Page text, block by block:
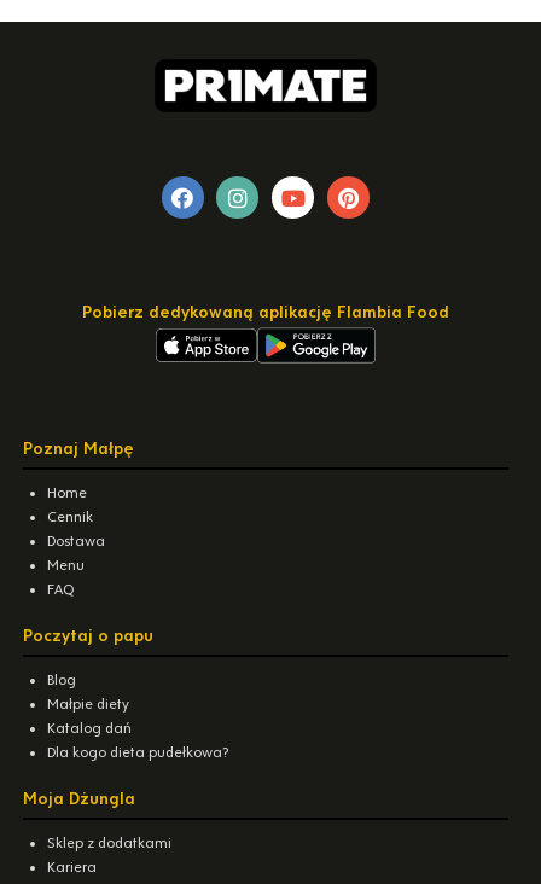
Pobierz dedykowaną aplikację Flambia Food
Poznaj Małpę
Home
Cennik
Dostawa
Menu
FAQ
Poczytaj o papu
Blog
Małpie diety
Katalog dań
Dla kogo dieta pudełkowa?
Moja Dżungla
Sklep z dodatkami
Kariera